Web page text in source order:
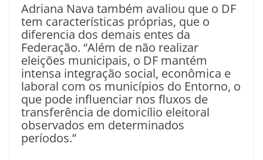
Adriana Nava também avaliou que o DF
tem características próprias, que o
diferencia dos demais entes da
Federação. “Além de não realizar
eleições municipais, o DF mantém
intensa integração social, econômica e
laboral com os municípios do Entorno, o
que pode influenciar nos fluxos de
transferência de domicílio eleitoral
observados em determinados
períodos.”